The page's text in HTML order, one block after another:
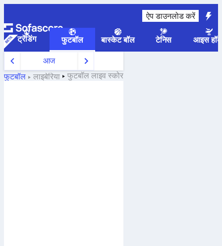
ऐप डाउनलोड करें
ट्रेंडिंग फुटबॉल बास्केट बॉल टेनिस आइस
आज
फुटबॉल
लाइबेरिया फुटबॉललाइव स्कोर